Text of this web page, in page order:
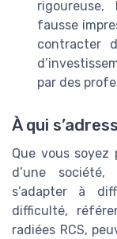
fausse
contracter
par des
À qui
Que vous
d’une
s’adapter à
difficulté,
radiées RCS,